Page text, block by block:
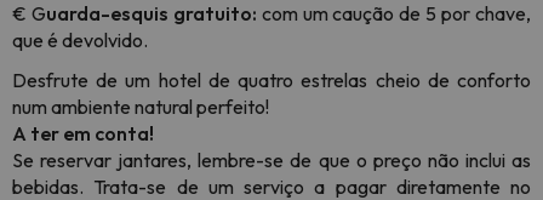
€ Guarda-esquis gratuito: com um caução de 5 por chave,
que é devolvido.
Desfrute de um hotel de quatro estrelas cheio de conforto
num ambiente natural perfeito!
A ter em conta!
Se reservar jantares, lembre-se de que o preço não inclui as
bebidas. Trata-se de um serviço a pagar diretamente no